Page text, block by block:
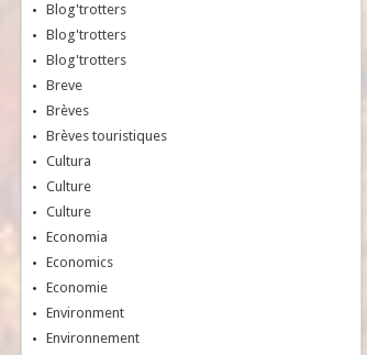
Blog'trotters
Blog'trotters
Blog'trotters
Breve
Brèves
Brèves touristiques
Cultura
Culture
Culture
Economia
Economics
Economie
Environment
Environnement